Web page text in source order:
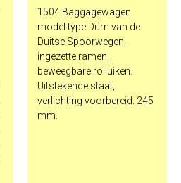
1504 Baggagewagen
model type Düm van de
Duitse Spoorwegen,
ingezette ramen,
beweegbare rolluiken.
Uitstekende staat,
verlichting voorbereid. 245
mm.